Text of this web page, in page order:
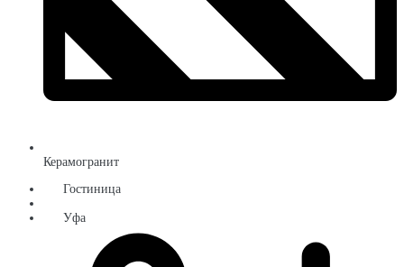
Керамогранит
Гостиница
Уфа